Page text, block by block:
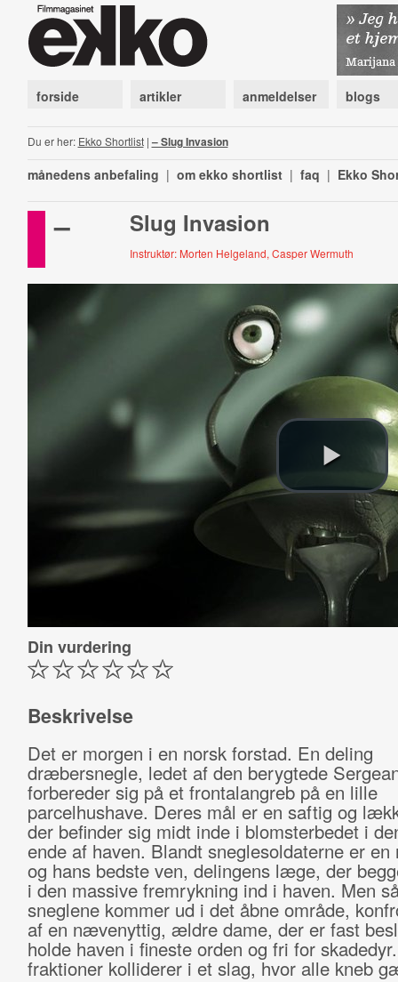
forside artikler anmeldelser blogs
Du er her: Ekko Shortlist| – Slug Invasion
månedens anbefaling | om ekko shortlist | faq | Ekko
– Slug Invasion
Instruktør: Morten Helgeland, Casper Wermuth
Din vurdering
Beskrivelse
Det er morgen i en norsk forstad. En deling
dræbersnegle, ledet af den berygtede
forbereder sig på et frontalangreb på en lille
parcelhushave. Deres mål er en saftig og
der befinder sig midt inde i blomsterbedet i
ende af haven. Blandt sneglesoldaterne er en
og hans bedste ven, delingens læge, der
i den massive fremrykning ind i haven. Men
sneglene kommer ud i det åbne område,
af en nævenyttig, ældre dame, der er fast
holde haven i fineste orden og fri for
fraktioner kolliderer i et slag, hvor alle kneb